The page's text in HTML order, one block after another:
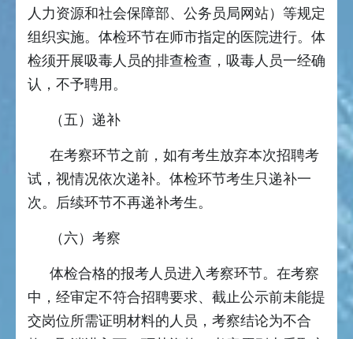
人力资源和社会保障部、公务员局网站）等规定
组织实施。体检环节在师市指定的医院进行。体
检须开展吸毒人员的排查检查，吸毒人员一经确
认，不予聘用。
（五）递补
在考察环节之前，如有考生放弃本次招聘考
试，视情况依次递补。体检环节考生只递补一
次。后续环节不再递补考生。
（六）考察
体检合格的报考人员进入考察环节。在考察
中，经审定不符合招聘要求、截止公示前未能提
交岗位所需证明材料的人员，考察结论为不合